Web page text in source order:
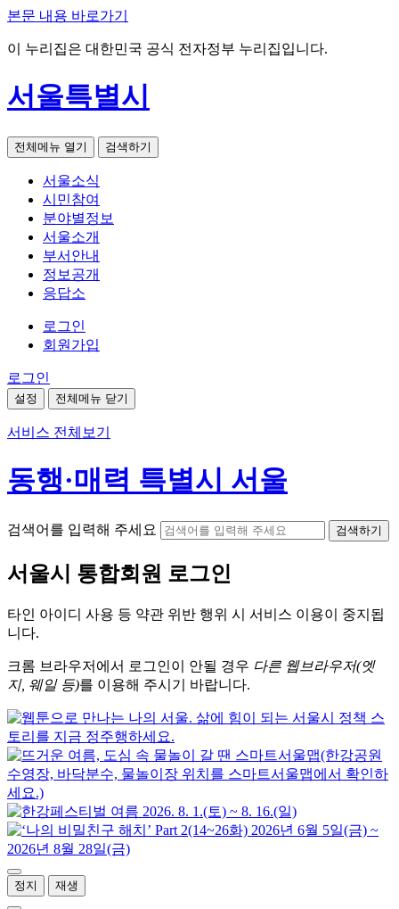
본문 내용 바로가기
이 누리집은 대한민국 공식 전자정부 누리집입니다.
서울특별시
전체메뉴 열기 검색하기
서울소식
시민참여
분야별정보
서울소개
부서안내
정보공개
응답소
로그인
회원가입
로그인
설정 전체메뉴 닫기
서비스 전체보기
동행·매력 특별시 서울
검색어를 입력해 주세요 검색하기
서울시 통합회원 로그인
타인 아이디 사용 등 약관 위반 행위 시 서비스 이용이 중지됩
니다.
크롬 브라우저에서 로그인이 안될 경우 다른 웹브라우저(엣
지, 웨일 등)를 이용해 주시기 바랍니다.
정지 재생